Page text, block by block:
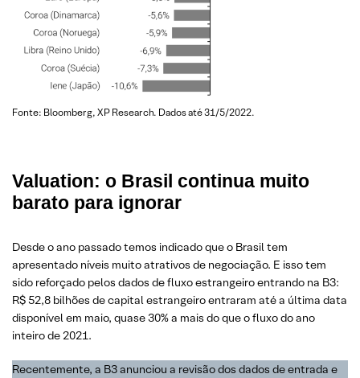
Fonte: Bloomberg, XP Research. Dados até 31/5/2022.
Valuation: o Brasil continua muito
barato para ignorar
Desde o ano passado temos indicado que o Brasil tem
apresentado níveis muito atrativos de negociação. E isso tem
sido reforçado pelos dados de fluxo estrangeiro entrando na B3:
R$ 52,8 bilhões de capital estrangeiro entraram até a última data
disponível em maio, quase 30% a mais do que o fluxo do ano
inteiro de 2021.
Recentemente, a B3 anunciou a revisão dos dados de entrada e